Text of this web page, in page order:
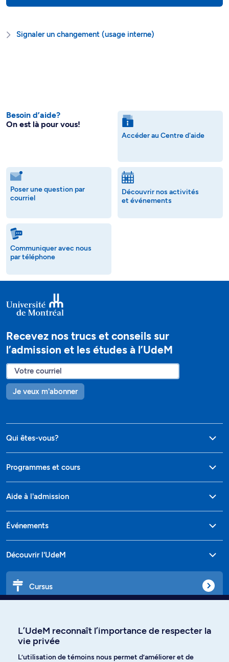
Signaler un changement (usage interne)
Besoin d’aide?
On est là pour vous!
Accéder au Centre d'aide
Poser une question par
courriel
Découvrir nos activités
et événements
Communiquer avec nous
par téléphone
Recevez nos trucs et conseils sur
l’admission et les études à l’UdeM
Je veux m'abonner
Qui êtes-vous?
Programmes et cours
Aide à l'admission
Événements
Découvrir l'UdeM
Cursus
L’UdeM reconnaît l’importance de respecter la
vie privée
L’utilisation de témoins nous permet d’améliorer et de